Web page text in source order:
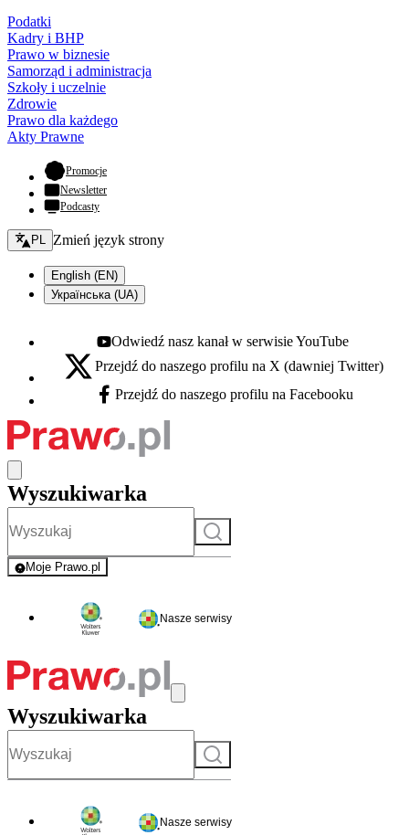
Podatki
Kadry i BHP
Prawo w biznesie
Samorząd i administracja
Szkoły i uczelnie
Zdrowie
Prawo dla każdego
Akty Prawne
Promocje- otwiera się w nowej karcie
Newsletter
Podcasty
Zmień język - bieżący:
PL Zmień język strony
English (EN)
Українська (UA)
Youtube - otwiera się w nowej karcie
Odwiedź nasz kanał w serwisie YouTube
X - otwiera się w nowej karcie
Przejdź do naszego profilu na X (dawniej Twitter)
Facebook - otwiera się w nowej karcie
Przejdź do naszego profilu na Facebooku
Wyszukiwarka
Szukaj
Moje Prawo.pl
- rejestracja i logowanie do serwisu
Nasze serwisy
Wyszukiwarka
Szukaj
Nasze serwisy